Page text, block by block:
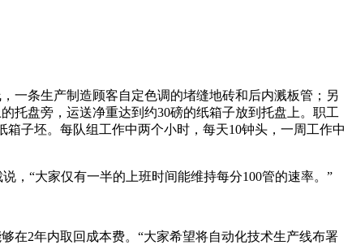
一条生产制造顾客自定色调的堵缝地砖和后内溅板管；另
托盘旁，运送净重达到约30磅的纸箱子放到托盘上。职工
子坯。每队组工作中两个小时，每天10钟头，一周工作中
，“大家仅有一半的上班时间能维持每分100管的速率。”
在2年内取回成本费。“大家希望将自动化技术生产线布署